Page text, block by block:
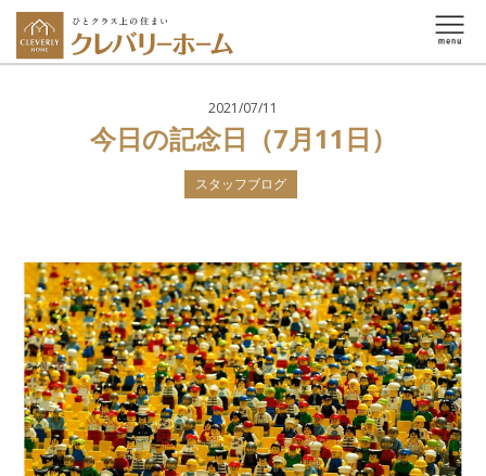
2021/07/11
今日の記念日（7月11日）
スタッフブログ